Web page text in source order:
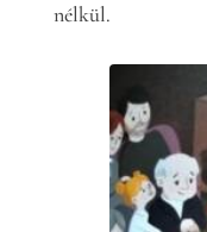
nélkül.